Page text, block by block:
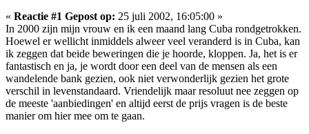
« Reactie #1 Gepost op: 25 juli 2002, 16:05:00 »
In 2000 zijn mijn vrouw en ik een maand lang Cuba rondgetrokken.
Hoewel er wellicht inmiddels alweer veel veranderd is in Cuba, kan
ik zeggen dat beide beweringen die je hoorde, kloppen. Ja, het is er
fantastisch en ja, je wordt door een deel van de mensen als een
wandelende bank gezien, ook niet verwonderlijk gezien het grote
verschil in levenstandaard. Vriendelijk maar resoluut nee zeggen op
de meeste 'aanbiedingen' en altijd eerst de prijs vragen is de beste
manier om hier mee om te gaan.